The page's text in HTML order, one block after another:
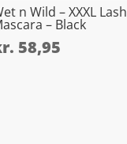
n Wild – XXXL Lash
– Black
58,95